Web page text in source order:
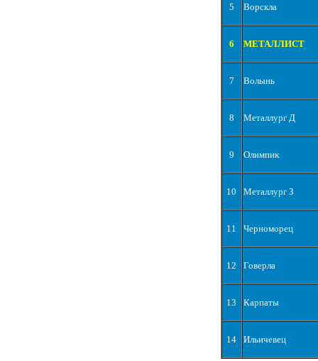
5 Ворскла
6 МЕТАЛЛИСТ
7 Волынь
8 Металлург Д
9 Олимпик
10 Металлург З
11 Черноморец
12 Говерла
13 Карпаты
14 Ильичевец